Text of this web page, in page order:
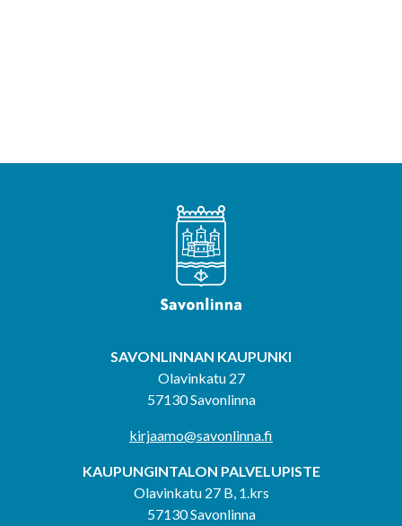
SAVONLINNAN KAUPUNKI
Olavinkatu 27
57130 Savonlinna
kirjaamo@savonlinna.fi
KAUPUNGINTALON PALVELUPISTE
Olavinkatu 27 B, 1.krs
57130 Savonlinna